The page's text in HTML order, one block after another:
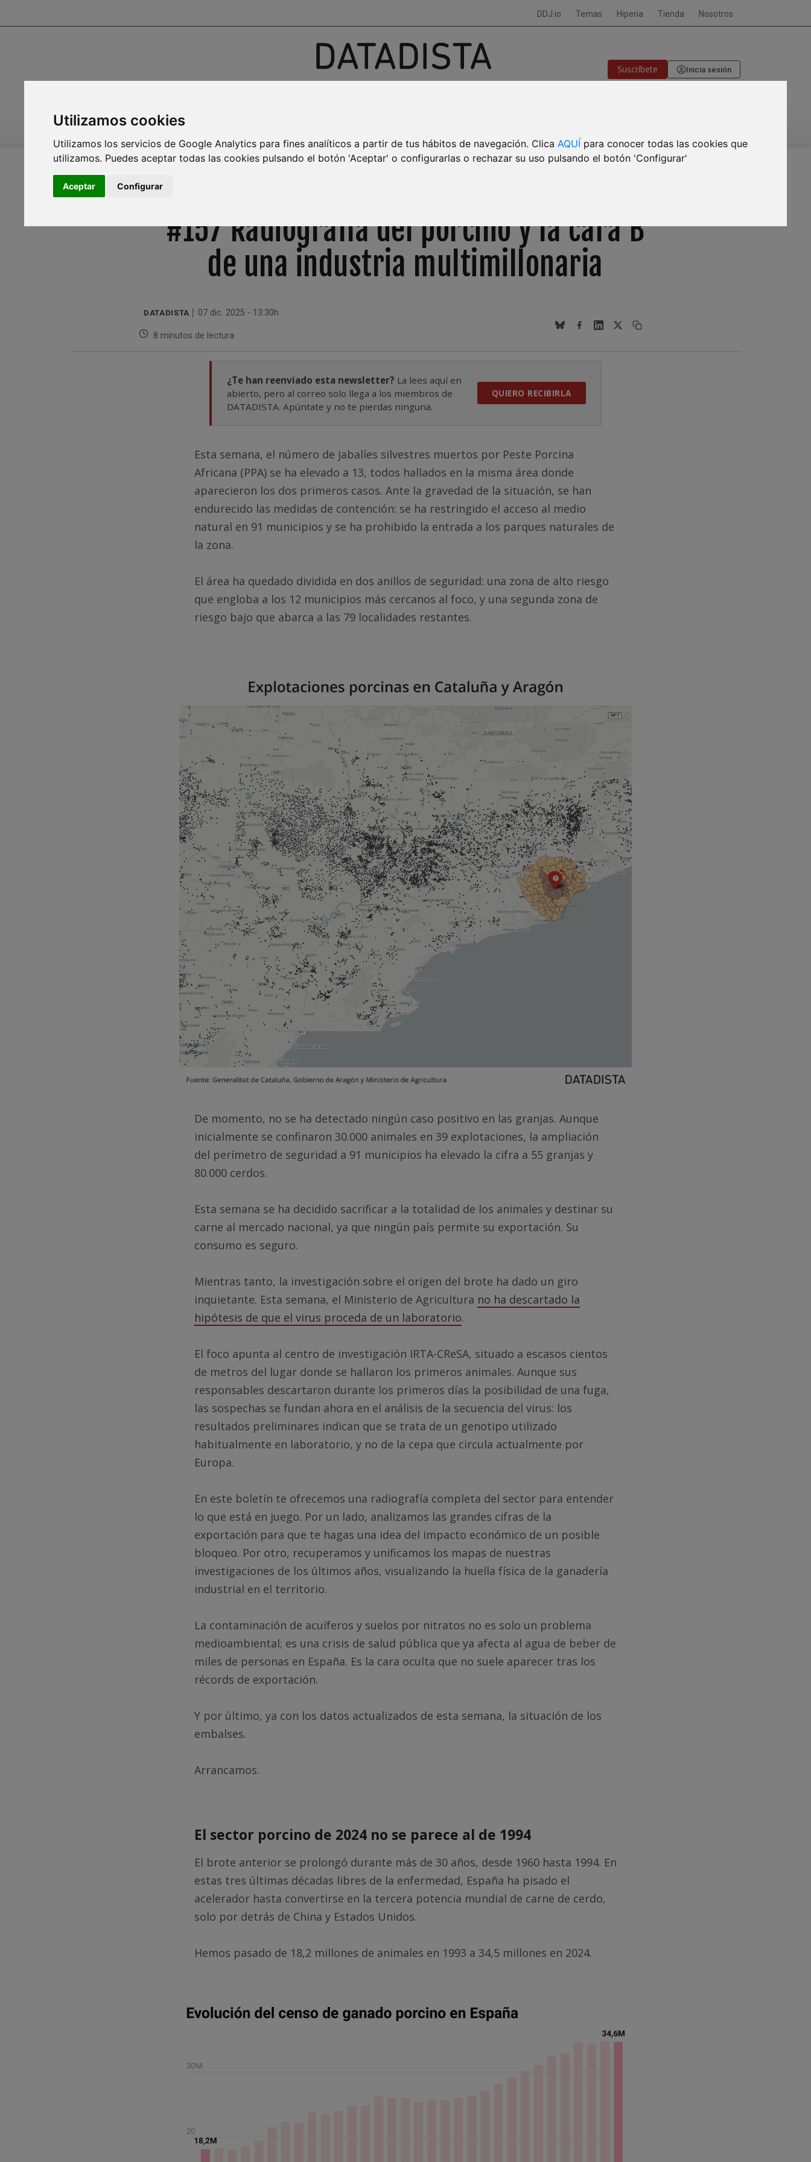
Utilizamos cookies
Utilizamos los servicios de Google Analytics para fines analíticos a partir de tus hábitos de navegación. ClicaAQUÍ para conocer todas las cookies que
utilizamos. Puedes aceptar todas las cookies pulsando el botón 'Aceptar' o configurarlas o rechazar su uso pulsando el botón 'Configurar'
Aceptar Configurar
DDJ.io Temas Hiperia Tienda Nosotros
Suscríbete Inicia sesión
INICIO INFOAGUA MEDIO AMBIENTE
#157 Radiografía del porcino y la cara B
de una industria multimillonaria
DATADISTA 07 dic. 2025 - 13:30h
8 minutos de lectura
¿Te han reenviado esta newsletter? La lees aquí en
abierto, pero al correo solo llega a los miembros de
DATADISTA. Apúntate y no te pierdas ninguna.
QUIERO RECIBIRLA
Esta semana, el número de jabalíes silvestres muertos por Peste Porcina
Africana (PPA) se ha elevado a 13, todos hallados en la misma área donde
aparecieron los dos primeros casos. Ante la gravedad de la situación, se han
endurecido las medidas de contención: se ha restringido el acceso al medio
natural en 91 municipios y se ha prohibido la entrada a los parques naturales de
la zona.
El área ha quedado dividida en dos anillos de seguridad: una zona de alto riesgo
que engloba a los 12 municipios más cercanos al foco, y una segunda zona de
riesgo bajo que abarca a las 79 localidades restantes.
De momento, no se ha detectado ningún caso positivo en las granjas. Aunque
inicialmente se confinaron 30.000 animales en 39 explotaciones, la ampliación
del perímetro de seguridad a 91 municipios ha elevado la cifra a 55 granjas y
80.000 cerdos.
Esta semana se ha decidido sacrificar a la totalidad de los animales y destinar su
carne al mercado nacional, ya que ningún país permite su exportación. Su
consumo es seguro.
Mientras tanto, la investigación sobre el origen del brote ha dado un giro
inquietante. Esta semana, el Ministerio de Agricultura no ha descartado la
hipótesis de que el virus proceda de un laboratorio.
El foco apunta al centro de investigación IRTA-CReSA, situado a escasos cientos
de metros del lugar donde se hallaron los primeros animales. Aunque sus
responsables descartaron durante los primeros días la posibilidad de una fuga,
las sospechas se fundan ahora en el análisis de la secuencia del virus: los
resultados preliminares indican que se trata de un genotipo utilizado
habitualmente en laboratorio, y no de la cepa que circula actualmente por
Europa.
En este boletín te ofrecemos una radiografía completa del sector para entender
lo que está en juego. Por un lado, analizamos las grandes cifras de la
exportación para que te hagas una idea del impacto económico de un posible
bloqueo. Por otro, recuperamos y unificamos los mapas de nuestras
investigaciones de los últimos años, visualizando la huella física de la ganadería
industrial en el territorio.
La contaminación de acuíferos y suelos por nitratos no es solo un problema
medioambiental; es una crisis de salud pública que ya afecta al agua de beber de
miles de personas en España. Es la cara oculta que no suele aparecer tras los
récords de exportación.
Y por último, ya con los datos actualizados de esta semana, la situación de los
embalses.
Arrancamos.
El sector porcino de 2024 no se parece al de 1994
El brote anterior se prolongó durante más de 30 años, desde 1960 hasta 1994. En
estas tres últimas décadas libres de la enfermedad, España ha pisado el
acelerador hasta convertirse en la tercera potencia mundial de carne de cerdo,
solo por detrás de China y Estados Unidos.
Hemos pasado de 18,2 millones de animales en 1993 a 34,5 millones en 2024.